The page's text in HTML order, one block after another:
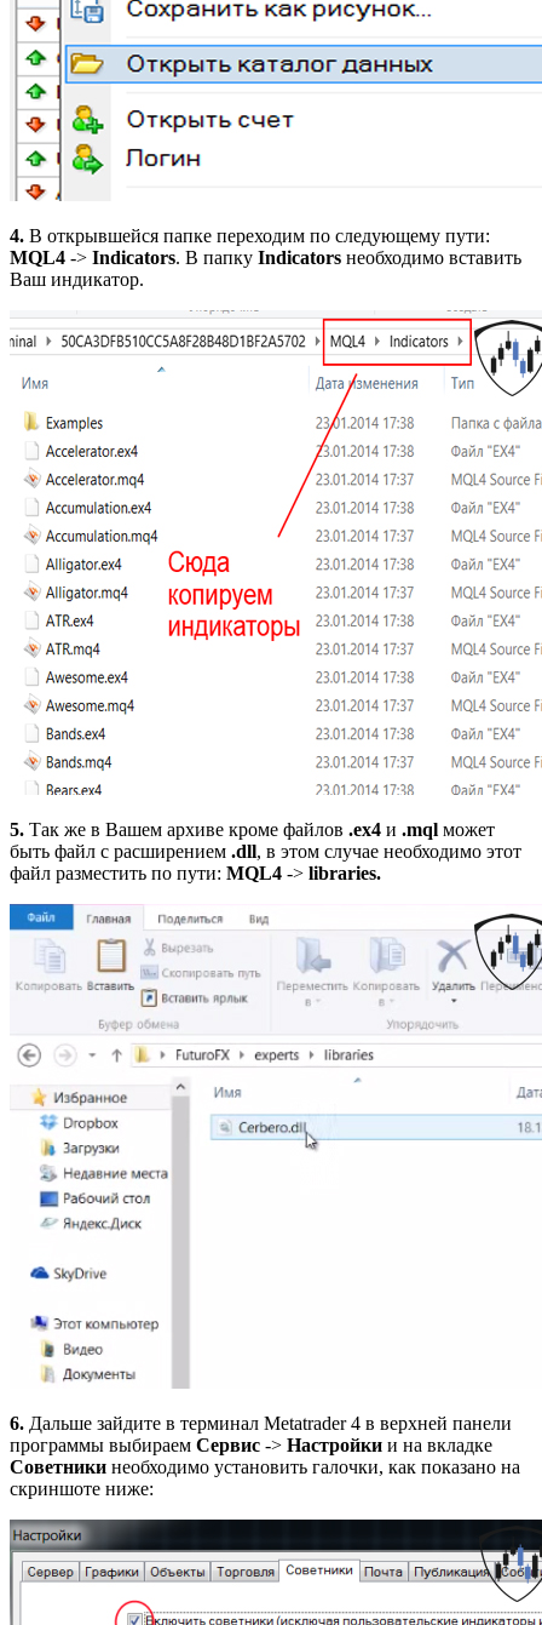
4. В открывшейся папке переходим по следующему пути:
MQL4 -> Indicators. В папку Indicators необходимо вставить
Ваш индикатор.
5. Так же в Вашем архиве кроме файлов .ex4 и .mql может
быть файл с расширением .dll, в этом случае необходимо этот
файл разместить по пути: MQL4 -> libraries.
6. Дальше зайдите в терминал Metatrader 4 в верхней панели
программы выбираем Сервис -> Настройки и на вкладке
Советники необходимо установить галочки, как показано на
скриншоте ниже: